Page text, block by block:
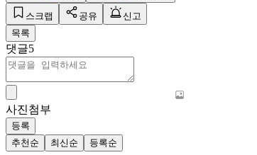
스크랩 공유
신고
목록
댓글5
사진첨부
등록
추천순
최신순 등록순